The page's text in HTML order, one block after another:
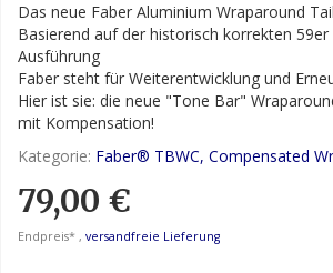
Das neue Faber Aluminium Wraparound
Basierend auf der historisch korrekten 59er
Ausführung
Faber steht für Weiterentwicklung und
Hier ist sie: die neue "Tone Bar"
mit Kompensation!
Kategorie: Faber® TBWC, Compensated
79,00 €
Endpreis* , versandfreie Lieferung